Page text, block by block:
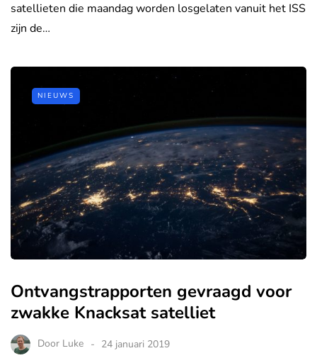
satellieten die maandag worden losgelaten vanuit het ISS
zijn de…
NIEUWS
Ontvangstrapporten gevraagd voor
zwakke Knacksat satelliet
Door Luke 24 januari 2019